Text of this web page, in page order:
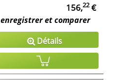
156,22€
enregistrer et comparer
Détails